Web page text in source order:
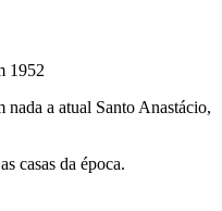
a atual Santo Anastácio,
casas da época.